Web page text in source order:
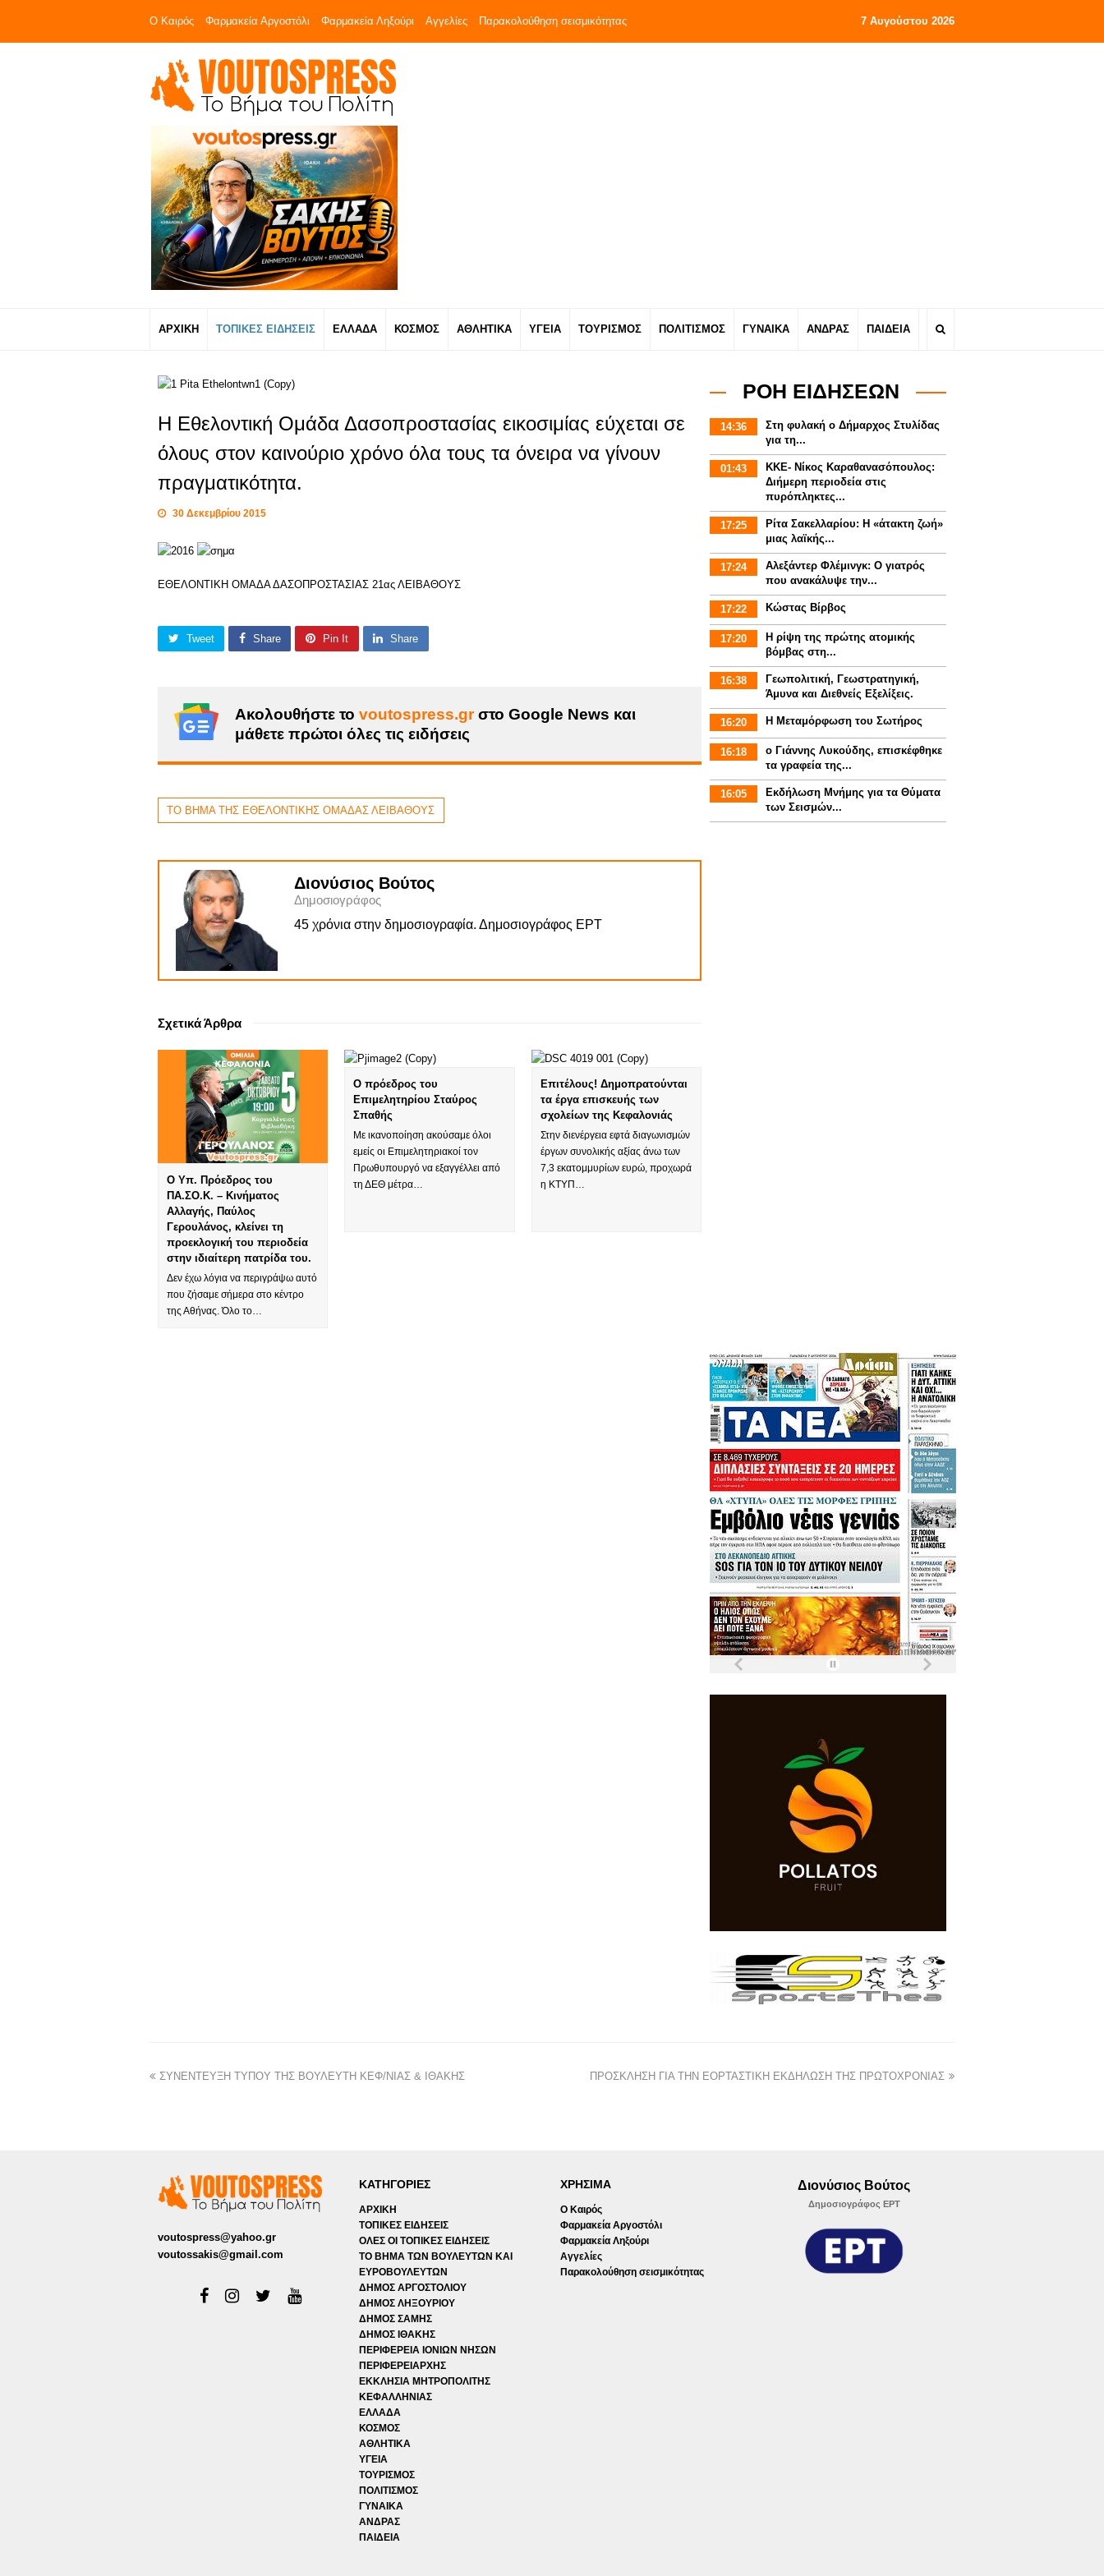
Ο Καιρός Φαρμακεία Αργοστόλι Φαρμακεία Ληξούρι Αγγελίες Παρακολούθηση σεισμικότητας 7 Αυγούστου 2026
ΑΡΧΙΚΗ ΤΟΠΙΚΕΣ ΕΙΔΗΣΕΙΣ ΕΛΛΑΔΑ ΚΟΣΜΟΣ ΑΘΛΗΤΙΚΑ ΥΓΕΙΑ ΤΟΥΡΙΣΜΟΣ ΠΟΛΙΤΙΣΜΟΣ ΓΥΝΑΙΚΑ ΑΝΔΡΑΣ ΠΑΙΔΕΙΑ
Η Εθελοντική Ομάδα Δασοπροστασίας εικοσιμίας εύχεται σε
όλους στον καινούριο χρόνο όλα τους τα όνειρα να γίνουν
πραγματικότητα.
30 Δεκεμβρίου 2015
ΕΘΕΛΟΝΤΙΚΗ ΟΜΑΔΑ ΔΑΣΟΠΡΟΣΤΑΣΙΑΣ 21ας ΛΕΙΒΑΘΟΥΣ
Tweet Share Pin It Share
Ακολουθήστε τοvoutospress.grστο Google News και
μάθετε πρώτοι όλες τις ειδήσεις
ΤΟ ΒΗΜΑ ΤΗΣ ΕΘΕΛΟΝΤΙΚΗΣ ΟΜΑΔΑΣ ΛΕΙΒΑΘΟΥΣ
Διονύσιος Βούτος
Δημοσιογράφος
45 χρόνια στην δημοσιογραφία. Δημοσιογράφος ΕΡΤ
Σχετικά Άρθρα
Ο Υπ. Πρόεδρος του
ΠΑ.ΣΟ.Κ. – Κινήματος
Αλλαγής, Παύλος
Γερουλάνος, κλείνει τη
προεκλογική του περιοδεία
στην ιδιαίτερη πατρίδα του.
Δεν έχω λόγια να περιγράψω αυτό
που ζήσαμε σήμερα στο κέντρο
της Αθήνας. Όλο το…
Ο πρόεδρος του
Επιμελητηρίου Σταύρος
Σπαθής
Με ικανοποίηση ακούσαμε όλοι
εμείς οι Επιμελητηριακοί τον
Πρωθυπουργό να εξαγγέλλει από
τη ΔΕΘ μέτρα…
Επιτέλους! Δημοπρατούνται
τα έργα επισκευής των
σχολείων της Κεφαλονιάς
Στην διενέργεια εφτά διαγωνισμών
έργων συνολικής αξίας άνω των
7,3 εκατομμυρίων ευρώ, προχωρά
η ΚΤΥΠ…
ΡΟΗ ΕΙΔΗΣΕΩΝ
14:36
Στη φυλακή ο Δήμαρχος Στυλίδας
για τη...
01:43
ΚΚΕ- Νίκος Καραθανασόπουλος:
Διήμερη περιοδεία στις
πυρόπληκτες...
17:25
Ρίτα Σακελλαρίου: Η «άτακτη ζωή»
μιας λαϊκής...
17:24
Αλεξάντερ Φλέμινγκ: Ο γιατρός
που ανακάλυψε την...
17:22 Κώστας Βίρβος
17:20
Η ρίψη της πρώτης ατομικής
βόμβας στη...
16:38
Γεωπολιτική, Γεωστρατηγική,
Άμυνα και Διεθνείς Εξελίξεις.
16:20 Η Μεταμόρφωση του Σωτήρος
16:18
ο Γιάννης Λυκούδης, επισκέφθηκε
τα γραφεία της...
16:05
Εκδήλωση Μνήμης για τα Θύματα
των Σεισμών...
ΣΥΝΕΝΤΕΥΞΗ ΤΥΠΟΥ ΤΗΣ ΒΟΥΛΕΥΤΗ ΚΕΦ/ΝΙΑΣ & ΙΘΑΚΗΣ ΠΡΟΣΚΛΗΣΗ ΓΙΑ ΤΗΝ ΕΟΡΤΑΣΤΙΚΗ ΕΚΔΗΛΩΣΗ ΤΗΣ ΠΡΩΤΟΧΡΟΝΙΑΣ
voutospress@yahoo.gr
voutossakis@gmail.com
ΚΑΤΗΓΟΡΙΕΣ
ΑΡΧΙΚΗ
ΤΟΠΙΚΕΣ ΕΙΔΗΣΕΙΣ
ΟΛΕΣ ΟΙ ΤΟΠΙΚΕΣ ΕΙΔΗΣΕΙΣ
ΤΟ ΒΗΜΑ ΤΩΝ ΒΟΥΛΕΥΤΩΝ ΚΑΙ
ΕΥΡΟΒΟΥΛΕΥΤΩΝ
ΔΗΜΟΣ ΑΡΓΟΣΤΟΛΙΟΥ
ΔΗΜΟΣ ΛΗΞΟΥΡΙΟΥ
ΔΗΜΟΣ ΣΑΜΗΣ
ΔΗΜΟΣ ΙΘΑΚΗΣ
ΠΕΡΙΦΕΡΕΙΑ ΙΟΝΙΩΝ ΝΗΣΩΝ
ΠΕΡΙΦΕΡΕΙΑΡΧΗΣ
ΕΚΚΛΗΣΙΑ ΜΗΤΡΟΠΟΛΙΤΗΣ
ΚΕΦΑΛΛΗΝΙΑΣ
ΕΛΛΑΔΑ
ΚΟΣΜΟΣ
ΑΘΛΗΤΙΚΑ
ΥΓΕΙΑ
ΤΟΥΡΙΣΜΟΣ
ΠΟΛΙΤΙΣΜΟΣ
ΓΥΝΑΙΚΑ
ΑΝΔΡΑΣ
ΠΑΙΔΕΙΑ
ΧΡΗΣΙΜΑ
Ο Καιρός
Φαρμακεία Αργοστόλι
Φαρμακεία Ληξούρι
Αγγελίες
Παρακολούθηση σεισμικότητας
Διονύσιος Βούτος
Δημοσιογράφος ΕΡΤ